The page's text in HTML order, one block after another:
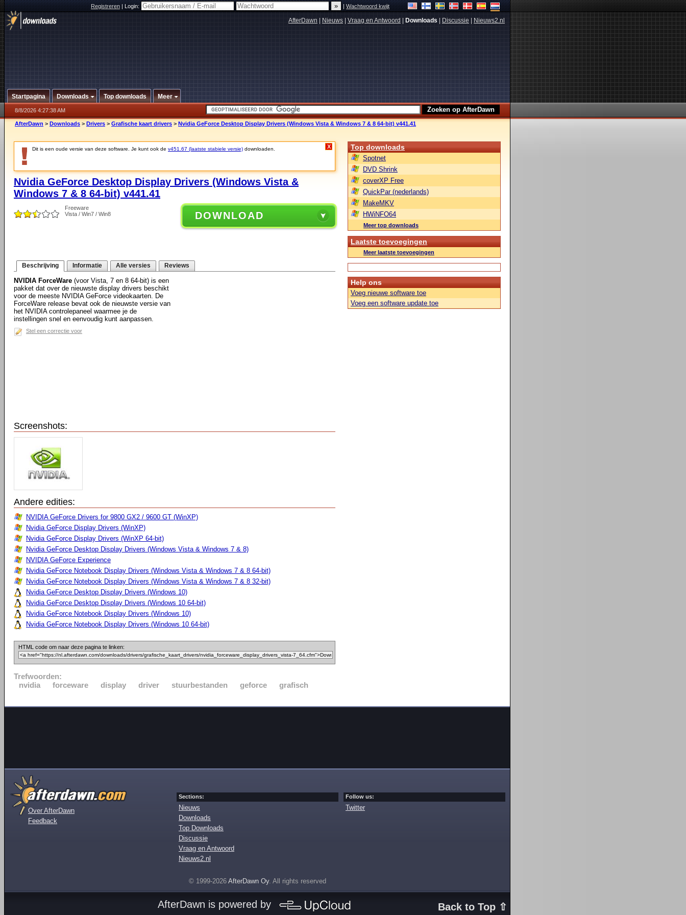
Registreren|Login: |Wachtwoord kwijt
AfterDawn Nieuws Vraag en Antwoord Downloads Discussie Nieuws2.nl
Startpagina Downloads Top downloads Meer
8/8/2026 4:27:38 AM
AfterDawn > Downloads > Drivers > Grafische kaart drivers > Nvidia GeForce Desktop Display Drivers (Windows Vista & Windows 7 & 8 64-bit) v441.41
Dit is een oude versie van deze software. Je kunt ook de v451.67 (laatste stabiele versie) downloaden. X
Nvidia GeForce Desktop Display Drivers (Windows Vista &
Windows 7 & 8 64-bit) v441.41
Freeware
Vista / Win7 / Win8
DOWNLOAD
Beschrijving Informatie Alle versies Reviews
NVIDIA ForceWare (voor Vista, 7 en 8 64-bit) is een
pakket dat over de nieuwste display drivers beschikt
voor de meeste NVIDIA GeForce videokaarten. De
ForceWare release bevat ook de nieuwste versie van
het NVIDIA controlepaneel waarmee je de
instellingen snel en eenvoudig kunt aanpassen.
Stel een correctie voor
Screenshots:
Andere edities:
NVIDIA GeForce Drivers for 9800 GX2 / 9600 GT (WinXP)
Nvidia GeForce Display Drivers (WinXP)
Nvidia GeForce Display Drivers (WinXP 64-bit)
Nvidia GeForce Desktop Display Drivers (Windows Vista & Windows 7 & 8)
NVIDIA GeForce Experience
Nvidia GeForce Notebook Display Drivers (Windows Vista & Windows 7 & 8 64-bit)
Nvidia GeForce Notebook Display Drivers (Windows Vista & Windows 7 & 8 32-bit)
Nvidia GeForce Desktop Display Drivers (Windows 10)
Nvidia GeForce Desktop Display Drivers (Windows 10 64-bit)
Nvidia GeForce Notebook Display Drivers (Windows 10)
Nvidia GeForce Notebook Display Drivers (Windows 10 64-bit)
HTML code om naar deze pagina te linken:
Trefwoorden:
nvidia
forceware display driver stuurbestanden geforce grafisch
Top downloads
Spotnet
DVD Shrink
coverXP Free
QuickPar (nederlands)
MakeMKV
HWiNFO64
Meer top downloads
Laatste toevoegingen
Meer laatste toevoegingen
Help ons
Voeg nieuwe software toe
Voeg een software update toe
Over AfterDawn
Feedback
Sections:
Nieuws
Downloads
Top Downloads
Discussie
Vraag en Antwoord
Nieuws2.nl
Follow us:
Twitter
© 1999-2026 AfterDawn Oy. All rights reserved
Back to Top ⇧
AfterDawn is powered by